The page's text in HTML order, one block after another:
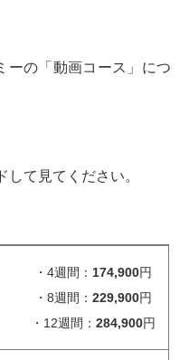
ーの「動画コース」につ
て見てください。
・4週間： 174,900円
・8週間： 229,900円
・12週間： 284,900円